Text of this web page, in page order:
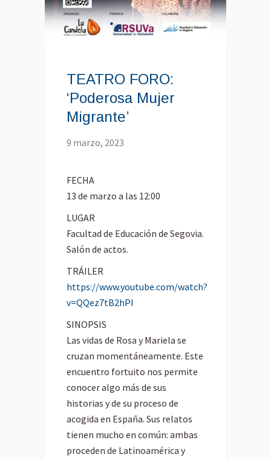
TEATRO FORO:
‘Poderosa Mujer
Migrante’
9 marzo, 2023
FECHA
13 de marzo a las 12:00
LUGAR
Facultad de Educación de Segovia.
Salón de actos.
TRÁILER
https://www.youtube.com/watch?
v=QQez7tB2hPI
SINOPSIS
Las vidas de Rosa y Mariela se
cruzan momentáneamente. Este
encuentro fortuito nos permite
conocer algo más de sus
historias y de su proceso de
acogida en España. Sus relatos
tienen mucho en común: ambas
proceden de Latinoamérica y